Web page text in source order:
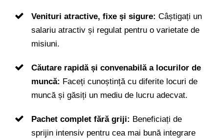
Venituri atractive, fixe și sigure: Câștigați un
salariu atractiv și regulat pentru o varietate de
misiuni.
Căutare rapidă și convenabilă a locurilor de
muncă: Faceți cunoștință cu diferite locuri de
muncă și găsiți un mediu de lucru adecvat.
Pachet complet fără griji: Beneficiați de
sprijin intensiv pentru cea mai bună integrare